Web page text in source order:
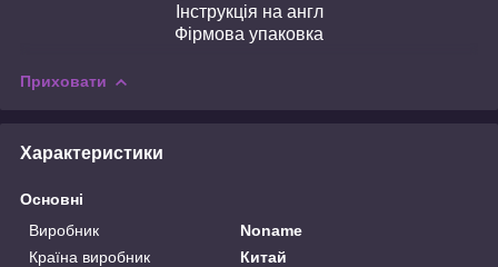
Інструкція на англ
Фірмова упаковка
Приховати
Характеристики
Основні
Виробник
Noname
Країна виробник
Китай